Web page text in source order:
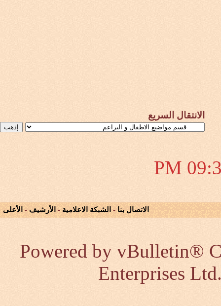
الانتقال السريع
09:39
الاتصال بنا - الشبكة الاعلامية - الأرشيف - الأعلى
Powered by vBulletin®
Enterprises